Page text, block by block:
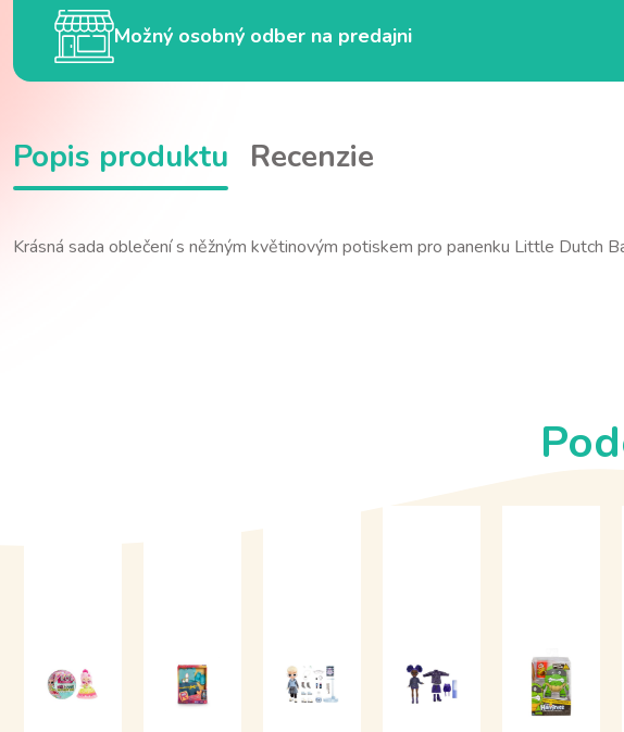
Možný osobný odber na predajni
Popis produktu Recenzie
Krásná sada oblečení s něžným květinovým potiskem pro panenku Little Dutch